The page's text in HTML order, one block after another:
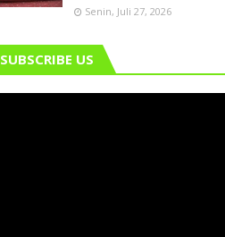
Senin, Juli 27, 2026
SUBSCRIBE US